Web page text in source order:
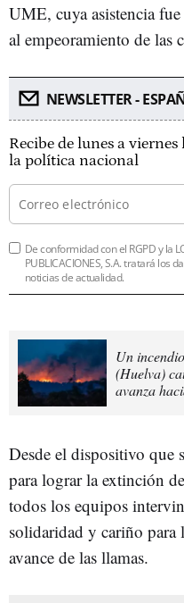
UME, cuya asistencia
al empeoramiento de las
NEWSLETTER -
Recibe de lunes a
la política nacional
De conformidad con el RGPD y la
PUBLICACIONES, S.A. tratará los
noticias de actualidad.
Un
(Huelva)
avanza
Desde el dispositivo que
para lograr la extinción
todos los equipos
solidaridad y cariño para
avance de las llamas.